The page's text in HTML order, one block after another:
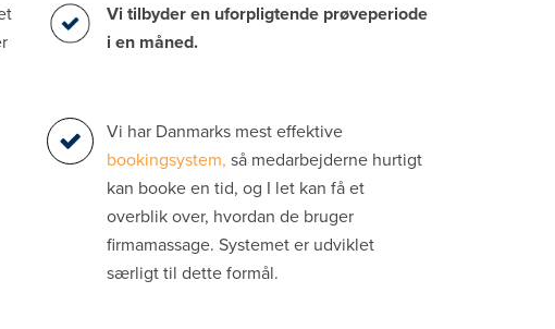
Vi tilbyder en uforpligtende prøveperiode
i en måned.
Vi har Danmarks mest effektive
bookingsystem, så medarbejderne hurtigt
kan booke en tid, og I let kan få et
overblik over, hvordan de bruger
firmamassage. Systemet er udviklet
særligt til dette formål.